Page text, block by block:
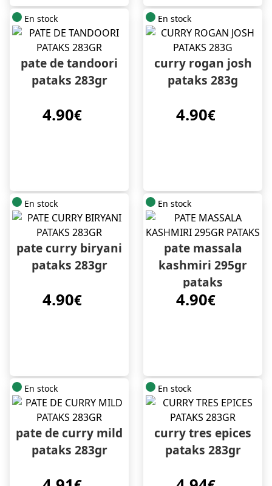
En stock
pate de tandoori
pataks 283gr
4.90€
En stock
curry rogan josh
pataks 283g
4.90€
En stock
pate curry biryani
pataks 283gr
4.90€
En stock
pate massala
kashmiri 295gr
pataks
4.90€
En stock
pate de curry mild
pataks 283gr
En stock
curry tres epices
pataks 283gr